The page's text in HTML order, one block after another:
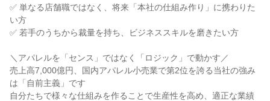
✅ 単なる店舗職ではなく、将来「本社の仕組み作り」に携わりた
い方
✅ 若手のうちから裁量を持ち、ビジネススキルを磨きたい方
＼アパレルを「センス」ではなく「ロジック」で動かす／
売上高7,000億円、国内アパレル小売業で第2位を誇る当社の強み
は「自前主義」です
自分たちで様々な仕組みを作ることで生産性を高め、適正な業績